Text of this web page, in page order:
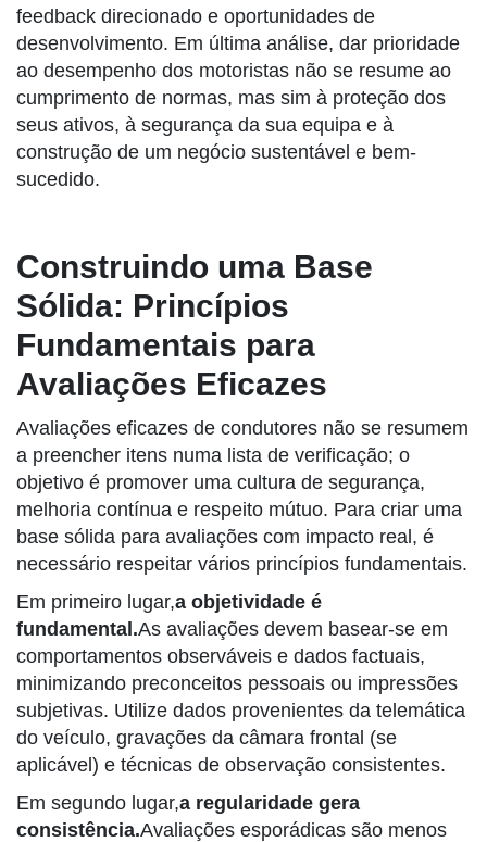
feedback direcionado e oportunidades de
desenvolvimento. Em última análise, dar prioridade
ao desempenho dos motoristas não se resume ao
cumprimento de normas, mas sim à proteção dos
seus ativos, à segurança da sua equipa e à
construção de um negócio sustentável e bem-
sucedido.
Construindo uma Base
Sólida: Princípios
Fundamentais para
Avaliações Eficazes
Avaliações eficazes de condutores não se resumem
a preencher itens numa lista de verificação; o
objetivo é promover uma cultura de segurança,
melhoria contínua e respeito mútuo. Para criar uma
base sólida para avaliações com impacto real, é
necessário respeitar vários princípios fundamentais.
Em primeiro lugar,a objetividade é
fundamental.As avaliações devem basear-se em
comportamentos observáveis e dados factuais,
minimizando preconceitos pessoais ou impressões
subjetivas. Utilize dados provenientes da telemática
do veículo, gravações da câmara frontal (se
aplicável) e técnicas de observação consistentes.
Em segundo lugar,a regularidade gera
consistência.Avaliações esporádicas são menos